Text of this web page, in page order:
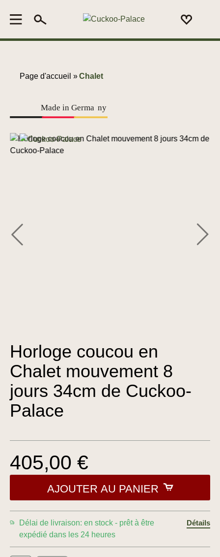
Page d'accueil »Chalet
Made in Germa ny
Horloge coucou en
Chalet mouvement 8
jours 34cm de Cuckoo-
Palace
405,00 €
AJOUTER AU PANIER
Délai de livraison: en stock - prêt à être
expédié dans les 24 heures
Détails